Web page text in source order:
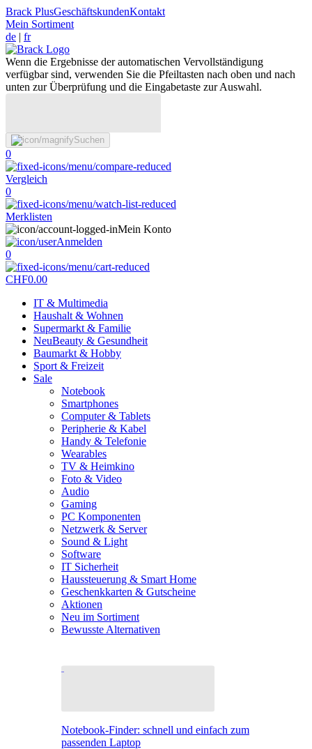
Brack PlusGeschäftskundenKontakt
Mein Sortiment
de | fr
Wenn die Ergebnisse der automatischen Vervollständigung
verfügbar sind, verwenden Sie die Pfeiltasten nach oben und nach
unten zur Überprüfung und die Eingabetaste zur Auswahl.
Suchen
0
Vergleich
0
Merklisten
Mein Konto
Anmelden
0
CHF0.00
IT & Multimedia
Haushalt & Wohnen
Supermarkt & Familie
NeuBeauty & Gesundheit
Baumarkt & Hobby
Sport & Freizeit
Sale
Notebook
Smartphones
Computer & Tablets
Peripherie & Kabel
Handy & Telefonie
Wearables
TV & Heimkino
Foto & Video
Audio
Gaming
PC Komponenten
Netzwerk & Server
Sound & Light
Software
IT Sicherheit
Haussteuerung & Smart Home
Geschenkkarten & Gutscheine
Aktionen
Neu im Sortiment
Bewusste Alternativen
Notebook-Finder: schnell und einfach zum
passenden Laptop